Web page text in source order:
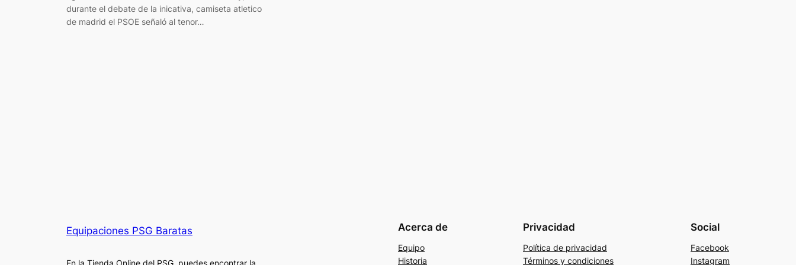
durante el debate de la inicativa, camiseta atletico
de madrid el PSOE señaló al tenor…
Equipaciones PSG Baratas
En la Tienda Online del PSG, puedes encontrar la
Acerca de
Equipo
Historia
Privacidad
Política de privacidad
Términos y condiciones
Social
Facebook
Instagram